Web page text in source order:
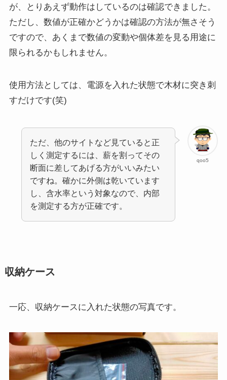
が、とりあえず動作はしているのは確認できました。
ただし、数値が正確かどうかは確認の方法が無さそう
ですので、あくまで数値の変動や個体差を見る用途に
限られるかもしれません。
使用方法としては、電源を入れた状態で木材に突き刺
すだけです(笑)
qoo5
ただ、他のサイトなど見ていると正
しく測定するには、薪を割ってその
断面に差してあげる方がいいみたい
ですね。確かに外側は乾いています
し、含水率という対象なので、内部
を測定する方が正確です。
収納ケース
一応、収納ケースに入れた状態の写真です。